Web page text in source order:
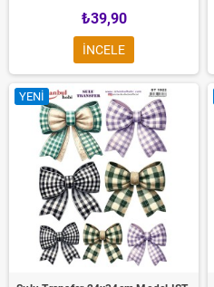
₺39,90
INCELE
YENI